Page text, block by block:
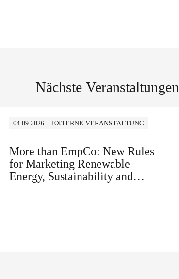
Nächste Veranstaltungen
04.09.2026 EXTERNE VERANSTALTUNG
More than EmpCo: New Rules
for Marketing Renewable
Energy, Sustainability and